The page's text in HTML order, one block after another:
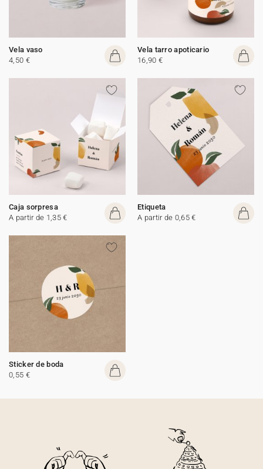
Vela vaso
4,50 €
Vela tarro apoticario
16,90 €
Caja sorpresa
A partir de 1,35 €
Etiqueta
A partir de 0,65 €
Sticker de boda
0,55 €